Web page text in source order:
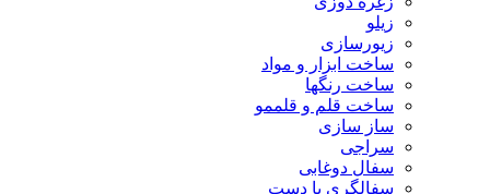
زیلو
زیورسازی
ساخت ابزار و مواد
ساخت رنگها
ساخت قلم و قلممو
ساز سازی
سراجی
سفال دوغابی
سفالگری با دست